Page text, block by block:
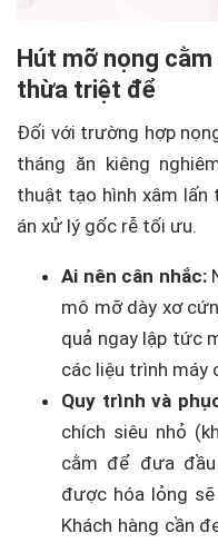
Hút mỡ nọng
thừa triệt để
Đối với trường hợp
tháng ăn kiêng
thuật tạo hình xâm
án xử lý gốc rễ tối ưu.
Ai nên cân nhắc:
mô mỡ dày xơ
quả ngay lập tức
các liệu trình máy
Quy trình và
chích siêu nhỏ
cằm để đưa
được hóa lỏng
Khách hàng cần